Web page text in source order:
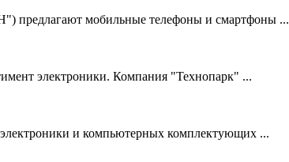
предлагают мобильные телефоны и смартфоны ...
электроники. Компания "Технопарк" ...
и компьютерных комплектующих ...